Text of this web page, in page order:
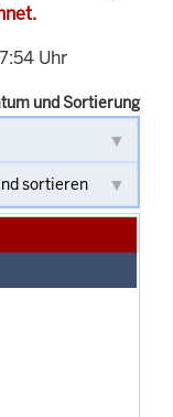
Uhr
und Sortierung